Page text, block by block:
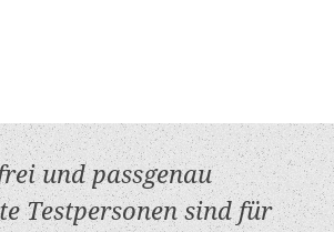
und passgenau
Testpersonen sind für